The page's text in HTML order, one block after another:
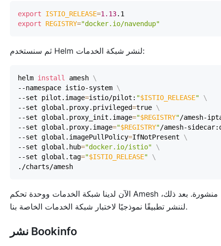
export ISTIO_RELEASE=1.13
export
REGISTRY="docker.io/navendup"
ثم سنستخدم Helm لنشر شبكة الخدمات:
helm install amesh \
--namespace istio-system \
--set pilot.image=istio/pilot: "$ISTIO_RELEASE"
\
--set global.proxy.privileged=true \
--set global.proxy_init.image="$REGISTRY"/amesh-
--set global.proxy.image="$REGISTRY"/amesh-
--set global.imagePullPolicy=IfNotPresent \
--set global.hub="docker.io/istio"
\
--set global.tag="$ISTIO_RELEASE"
\
الآن لدينا شبكة الخدمات ووحدة تحكم Amesh منشورة. بعد ذلك،
لننشر تطبيقًا نموذجيًا لاختبار شبكة الخدمات الخاصة بنا.
نشر Bookinfo